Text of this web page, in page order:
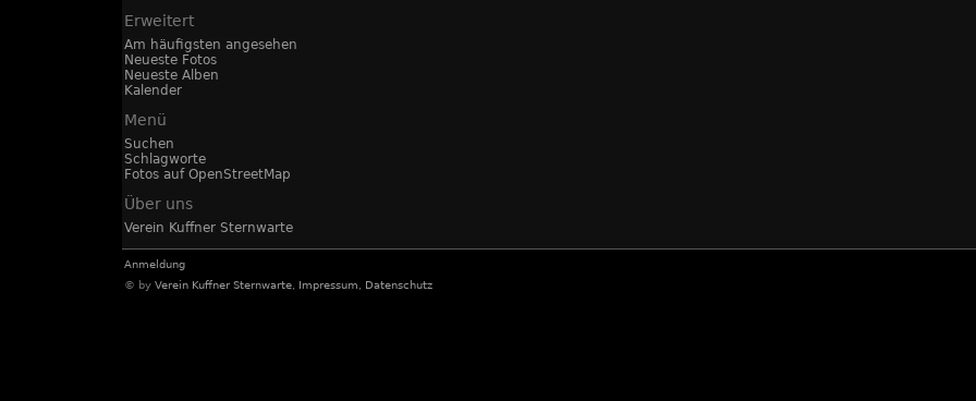
Erweitert
Am häufigsten angesehen
Neueste Fotos
Neueste Alben
Kalender
Menü
Suchen
Schlagworte
Fotos auf OpenStreetMap
Über uns
Verein Kuffner Sternwarte
Anmeldung
© by Verein Kuffner Sternwarte Impressum Datenschutz